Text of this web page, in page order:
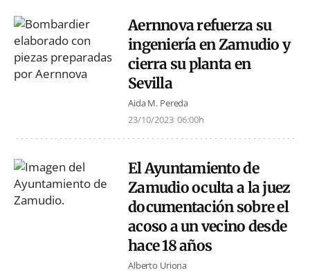
Aernnova refuerza su
ingeniería en Zamudio y
cierra su planta en
Sevilla
Aida M. Pereda
23/10/2023 06:00h
El Ayuntamiento de
Zamudio oculta a la juez
documentación sobre el
acoso a un vecino desde
hace 18 años
Alberto Uriona